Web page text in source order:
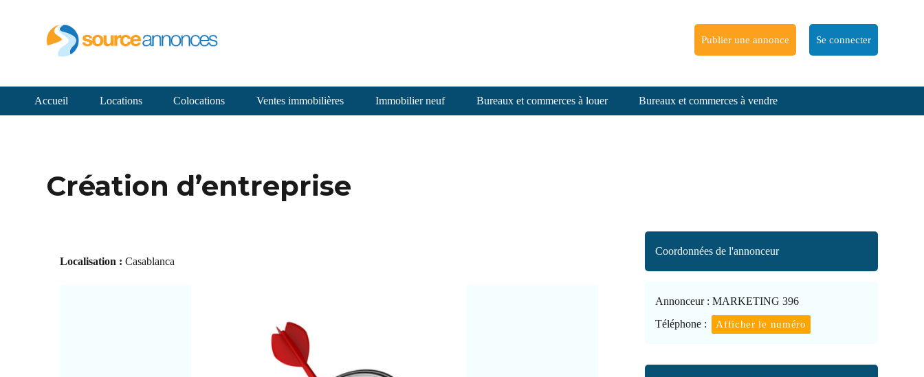
Publier une annonce Se connecter
Accueil Locations Colocations Ventes immobilières Immobilier neuf Bureaux et commerces à louer Bureaux et commerces à vendre
Création d’entreprise
Localisation : Casablanca
Coordonnées de l'annonceur
Annonceur : MARKETING 396
Téléphone :
Afficher le numéro